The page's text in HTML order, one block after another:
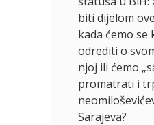
biti dijelom
kada ćemo se
odrediti o
njoj ili ćemo
promatrati i
Sarajeva?